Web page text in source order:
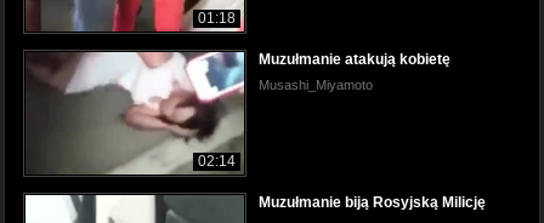
01:18
02:14
Muzułmanie atakują kobietę
Musashi_Miyamoto
Muzułmanie biją Rosyjską Milicję